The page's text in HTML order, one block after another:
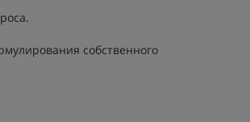
собственного